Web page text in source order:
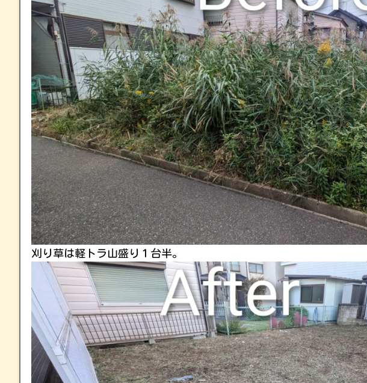
刈り草は軽トラ山盛り１台半。